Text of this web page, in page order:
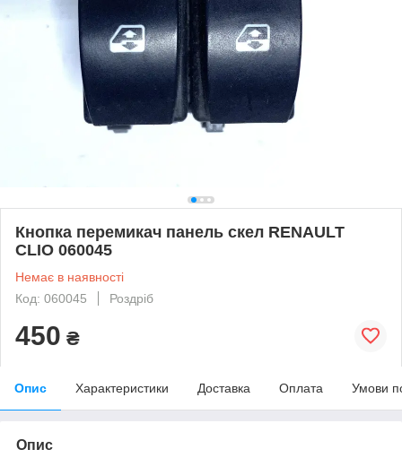
Кнопка перемикач панель скел RENAULT
CLIO 060045
Немає в наявності
Код: 060045
Роздріб
450 ₴
Опис Характеристики Доставка Оплата Умови
Опис